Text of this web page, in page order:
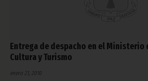
Entrega de despacho en el
Cultura y Turismo
enero 21, 2010